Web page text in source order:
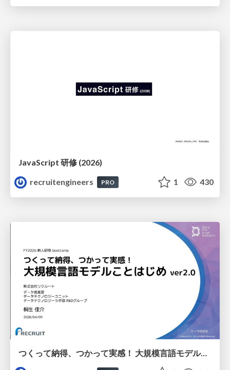
JavaScript 研修 (2026)
recruitengineers
PRO 1 430
つくって納得、つかって実感！ 大規模言語モデルことはじめ ver2.0